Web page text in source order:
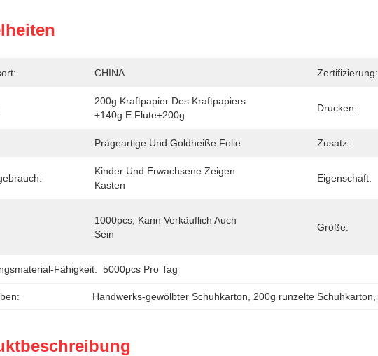
CHINA Zertifizierung:
200g Kraftpapier Des Kraftpapiers
+140g E Flute+200g
Drucken:
Prägeartige Und Goldheiße Folie Zusatz:
Kinder Und Erwachsene Zeigen
Kasten
Eigenschaft:
1000pcs, Kann Verkäuflich Auch
Sein
Größe:
Fähigkeit: 5000pcs Pro Tag
Handwerks-gewölbter Schuhkarton 200g runzelte Schuhkarton